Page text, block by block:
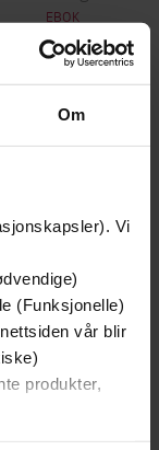
Om
Vi
(Funksjonelle)
vår blir
produkter,
EBOK
gang på tilbud